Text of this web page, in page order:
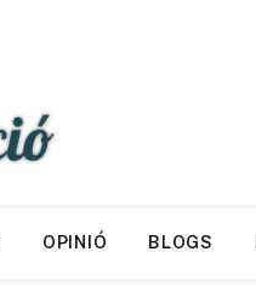
OPINIÓ BLOGS